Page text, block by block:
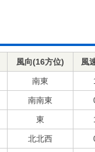
風向(16方位) 風
南東
南南東
東
北北西